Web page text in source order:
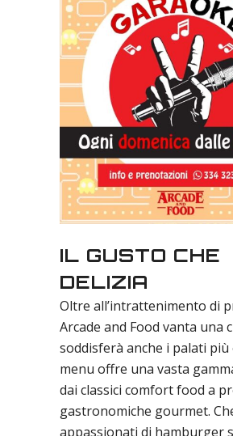
IL GUSTO CHE
DELIZIA
Oltre all’intrattenimento di
Arcade and Food vanta una
soddisferà anche i palati più
menu offre una vasta
dai classici comfort food a
gastronomiche gourmet.
appassionati di hamburger